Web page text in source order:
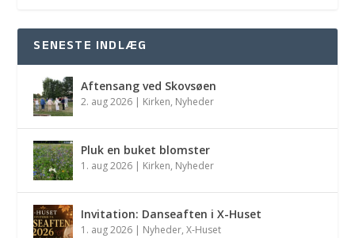
SENESTE INDLÆG
Aftensang ved Skovsøen
2. aug 2026 | Kirken, Nyheder
Pluk en buket blomster
1. aug 2026 | Kirken, Nyheder
Invitation: Danseaften i X-Huset
1. aug 2026 | Nyheder,X-Huset